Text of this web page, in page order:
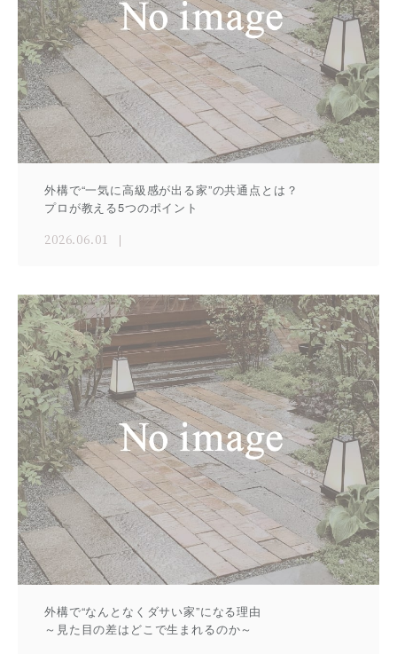
外構で“一気に高級感が出る家”の共通点とは？
プロが教える5つのポイント
2026.06.01
外構で“なんとなくダサい家”になる理由
～見た目の差はどこで生まれるのか～